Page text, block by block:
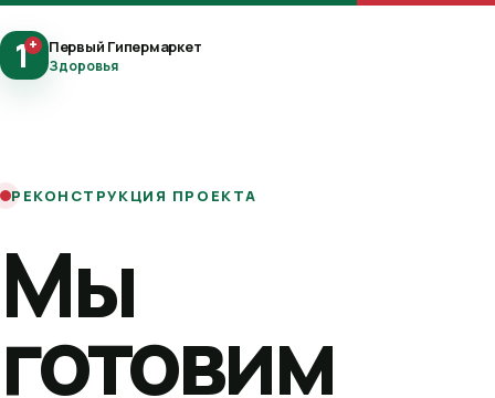
1+ Первый Гипермаркет
Здоровья
РЕКОНСТРУКЦИЯ ПРОЕКТА
Мы
готовим